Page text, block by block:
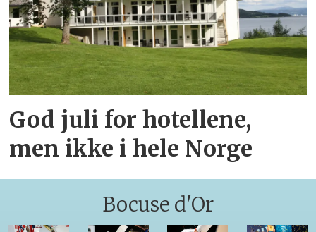
God juli for hotellene,
men ikke i hele Norge
Bocuse d'Or